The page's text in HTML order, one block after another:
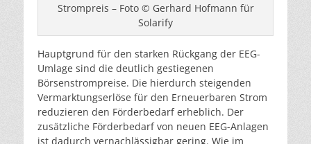
Strompreis – Foto © Gerhard Hofmann für
Solarify
Hauptgrund für den starken Rückgang der EEG-
Umlage sind die deutlich gestiegenen
Börsenstrompreise. Die hierdurch steigenden
Vermarktungserlöse für den Erneuerbaren Strom
reduzieren den Förderbedarf erheblich. Der
zusätzliche Förderbedarf von neuen EEG-Anlagen
ist dadurch vernachlässigbar gering. Wie im